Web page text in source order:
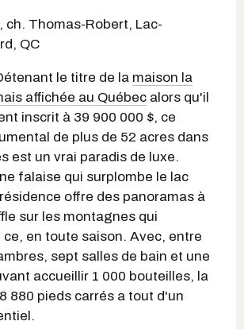
ch. Thomas-Robert, Lac-
QC
le titre de la maison la
affichée au Québec alors qu'il
inscrit à 39 900 000 $, ce
de plus de 52 acres dans
est un vrai paradis de luxe.
falaise qui surplombe le lac
offre des panoramas à
sur les montagnes qui
ce, en toute saison. Avec, entre
sept salles de bain et une
accueillir 1 000 bouteilles, la
880 pieds carrés a tout d'un